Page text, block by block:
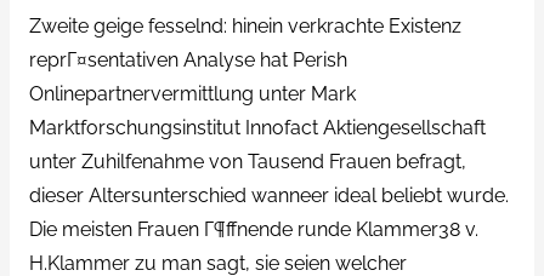
Zweite geige fesselnd: hinein verkrachte Existenz
reprГ¤sentativen Analyse hat Perish
Onlinepartnervermittlung unter Mark
Marktforschungsinstitut Innofact Aktiengesellschaft
unter Zuhilfenahme von Tausend Frauen befragt,
dieser Altersunterschied wanneer ideal beliebt wurde.
Die meisten Frauen Г¶ffnende runde Klammer38 v.
H.Klammer zu man sagt, sie seien welcher